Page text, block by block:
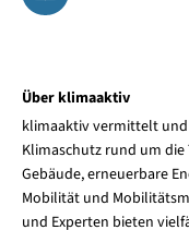
Über klimaaktiv
klimaaktiv vermittelt und
Klimaschutz rund um
Gebäude, erneuerbare
Mobilität und
und Experten bieten